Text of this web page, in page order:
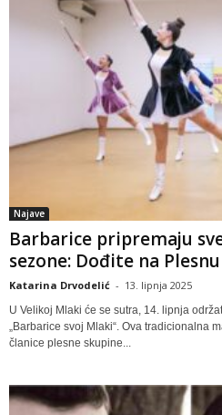
Najave
Barbarice pripremaju
sezone: Dođite na
Katarina Drvodelić - 13. lipnja 2025
U Velikoj Mlaki će se sutra, 14. lipnja
„Barbarice svoj Mlaki“. Ova tradicionalna
članice plesne skupine...